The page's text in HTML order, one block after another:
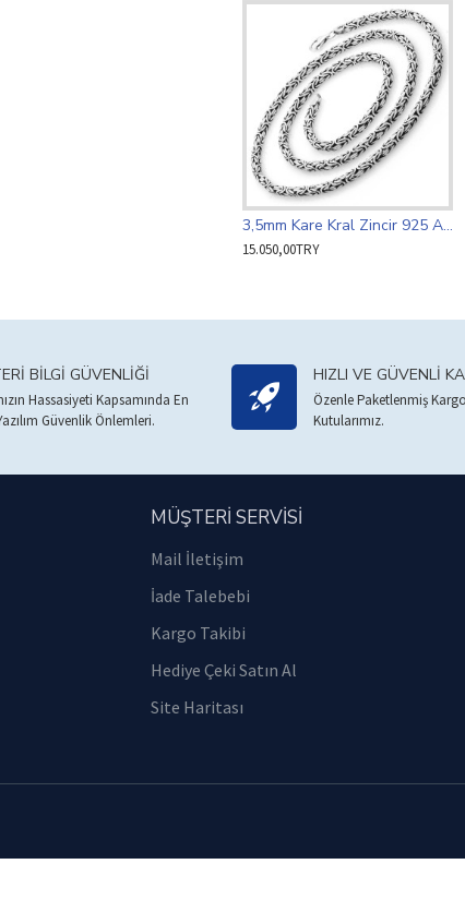
3,5mm Kare Kral Zincir 925 Ayar Gümüş
15.050,00TRY
BILGI GÜVENLIĞI
Hassasiyeti Kapsamında En
Güvenlik Önlemleri.
HIZLI VE GÜVENLI
Özenle Paketlenmiş
Kutularımız.
MÜŞTERİ SERVİSİ
Mail İletişim
İade Talebebi
Kargo Takibi
Hediye Çeki Satın Al
Site Haritası